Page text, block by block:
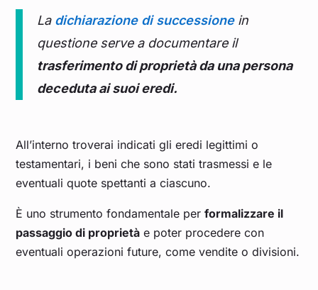
La dichiarazione di successionein
questione serve a documentare il
trasferimento di proprietà da una persona
deceduta ai suoi eredi.
All’interno troverai indicati gli eredi legittimi o
testamentari, i beni che sono stati trasmessi e le
eventuali quote spettanti a ciascuno.
È uno strumento fondamentale performalizzare il
passaggio di proprietà e poter procedere con
eventuali operazioni future, come vendite o divisioni.